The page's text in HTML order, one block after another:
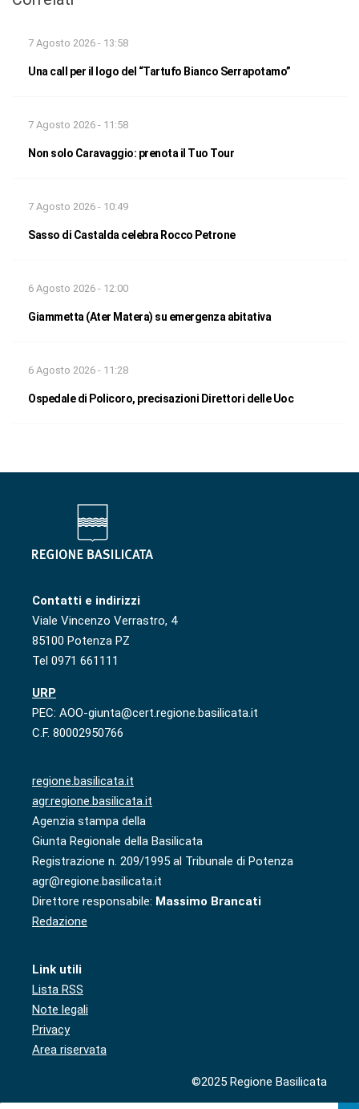
7 Agosto 2026 - 13:58
Una call per il logo del “Tartufo Bianco Serrapotamo”
7 Agosto 2026 - 11:58
Non solo Caravaggio: prenota il Tuo Tour
7 Agosto 2026 - 10:49
Sasso di Castalda celebra Rocco Petrone
6 Agosto 2026 - 12:00
Giammetta (Ater Matera) su emergenza abitativa
6 Agosto 2026 - 11:28
Ospedale di Policoro, precisazioni Direttori delle Uoc
Contatti e indirizzi
Viale Vincenzo Verrastro, 4
85100 Potenza PZ
Tel 0971 661111
URP
PEC: AOO-giunta@cert.regione.basilicata.it
C.F. 80002950766
regione.basilicata.it
agr.regione.basilicata.it
Agenzia stampa della
Giunta Regionale della Basilicata
Registrazione n. 209/1995 al Tribunale di Potenza
agr@regione.basilicata.it
Direttore responsabile: Massimo Brancati
Redazione
Link utili
Lista RSS
Note legali
Privacy
Area riservata
©2025 Regione Basilicata